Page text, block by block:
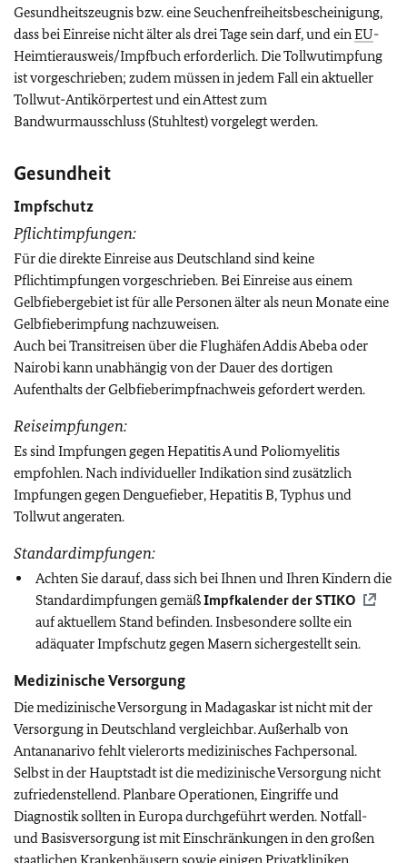
Gesundheitszeugnis bzw. eine Seuchenfreiheitsbescheinigung,
dass bei Einreise nicht älter als drei Tage sein darf, und einEU-
Heimtierausweis/Impfbuch erforderlich. Die Tollwutimpfung
ist vorgeschrieben; zudem müssen in jedem Fall ein aktueller
Tollwut-Antikörpertest und ein Attest zum
Bandwurmausschluss (Stuhltest) vorgelegt werden.
Gesundheit
Impfschutz
Pflichtimpfungen:
Für die direkte Einreise aus Deutschland sind keine
Pflichtimpfungen vorgeschrieben. Bei Einreise aus einem
Gelbfiebergebiet ist für alle Personen älter als neun Monate eine
Gelbfieberimpfung nachzuweisen.
Auch bei Transitreisen über die Flughäfen Addis Abeba oder
Nairobi kann unabhängig von der Dauer des dortigen
Aufenthalts der Gelbfieberimpfnachweis gefordert werden.
Reiseimpfungen:
Es sind Impfungen gegen Hepatitis A und Poliomyelitis
empfohlen. Nach individueller Indikation sind zusätzlich
Impfungen gegen Denguefieber, Hepatitis B, Typhus und
Tollwut angeraten.
Standardimpfungen:
Achten Sie darauf, dass sich bei Ihnen und Ihren Kindern die
Standardimpfungen gemäßImpfkalender derSTIKO
auf aktuellem Stand befinden. Insbesondere sollte ein
adäquater Impfschutz gegen Masern sichergestellt sein.
Medizinische Versorgung
Die medizinische Versorgung in Madagaskar ist nicht mit der
Versorgung in Deutschland vergleichbar. Außerhalb von
Antananarivo fehlt vielerorts medizinisches Fachpersonal.
Selbst in der Hauptstadt ist die medizinische Versorgung nicht
zufriedenstellend. Planbare Operationen, Eingriffe und
Diagnostik sollten in Europa durchgeführt werden. Notfall-
und Basisversorgung ist mit Einschränkungen in den großen